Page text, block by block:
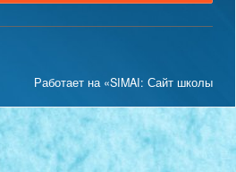
Работает на «SIMAI: Сайт школы